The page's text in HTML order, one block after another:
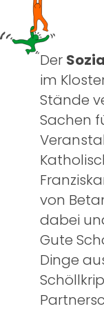
Der
im
Stände
Sachen
von
dabei
Gute
Dinge